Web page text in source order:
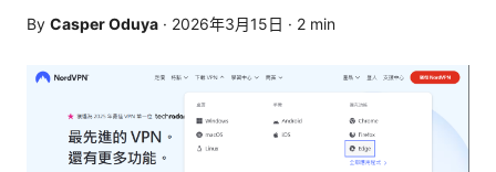
By Casper Oduya · 2026年3月15日 · 2 min